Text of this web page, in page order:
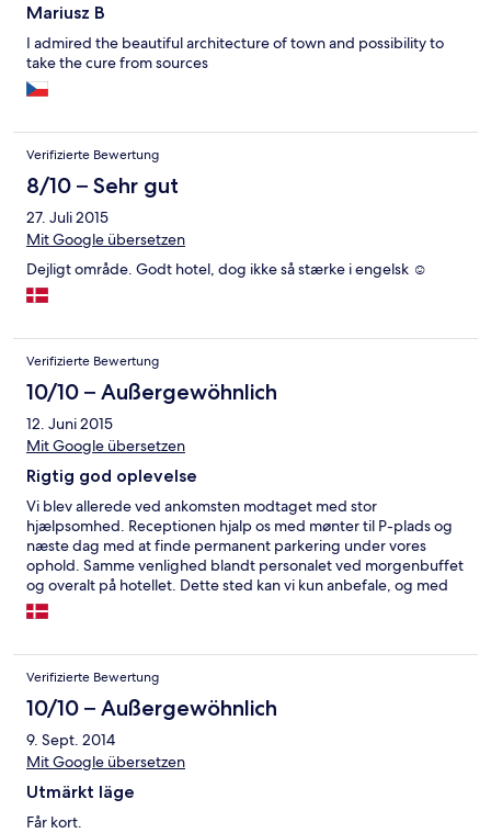
Mariusz B
I admired the beautiful architecture of town and possibility to
take the cure from sources
Verifizierte Bewertung
8/10 – Sehr gut
27. Juli 2015
Mit Google übersetzen
Dejligt område. Godt hotel, dog ikke så stærke i engelsk ☺
Verifizierte Bewertung
10/10 – Außergewöhnlich
12. Juni 2015
Mit Google übersetzen
Rigtig god oplevelse
Vi blev allerede ved ankomsten modtaget med stor
hjælpsomhed. Receptionen hjalp os med mønter til P-plads og
næste dag med at finde permanent parkering under vores
ophold. Samme venlighed blandt personalet ved morgenbuffet
og overalt på hotellet. Dette sted kan vi kun anbefale, og med
lyst til at komme igen en anden gang!
Verifizierte Bewertung
10/10 – Außergewöhnlich
9. Sept. 2014
Mit Google übersetzen
Utmärkt läge
Får kort.